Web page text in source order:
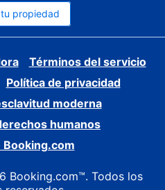
propiedad
Términos del servicio
Política de privacidad
moderna
humanos
Booking.com
Booking.com™. Todos los